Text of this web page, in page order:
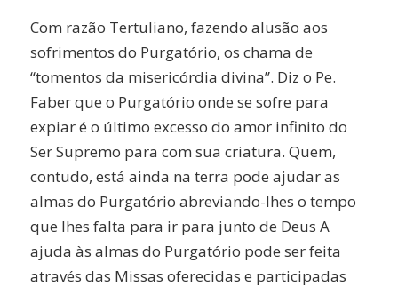
Com razão Tertuliano, fazendo alusão aos
sofrimentos do Purgatório, os chama de
“tomentos da misericórdia divina”. Diz o Pe.
Faber que o Purgatório onde se sofre para
expiar é o último excesso do amor infinito do
Ser Supremo para com sua criatura. Quem,
contudo, está ainda na terra pode ajudar as
almas do Purgatório abreviando-lhes o tempo
que lhes falta para ir para junto de Deus A
ajuda às almas do Purgatório pode ser feita
através das Missas oferecidas e participadas